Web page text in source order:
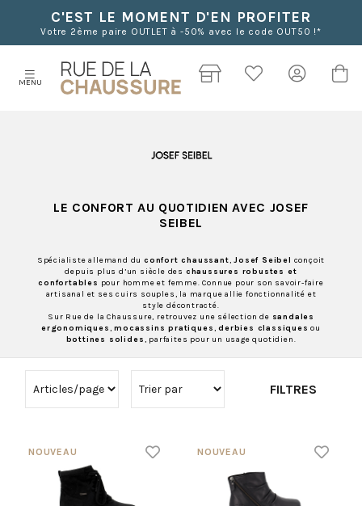
C'EST LE MOMENT D'EN PROFITER
Votre 2ème paire OUTLET à -50% avec le code OUT50 !*
MENU
LE CONFORT AU QUOTIDIEN AVEC JOSEF
SEIBEL
Spécialiste allemand du confort chaussant,Josef Seibel conçoit
depuis plus d’un siècle des chaussures robustes et
confortables pour homme et femme. Connue pour son savoir-faire
artisanal et ses cuirs souples, la marque allie fonctionnalité et
style décontracté.
Sur Rue de la Chaussure, retrouvez une sélection de sandales
ergonomiques,mocassins pratiques,derbies classiques ou
bottines solides, parfaites pour un usage quotidien.
FILTRES